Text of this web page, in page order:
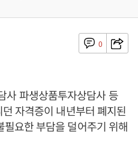
0
사 파생상품투자상담사 등
던 자격증이 내년부터 폐지된
요한 부담을 덜어주기 위해